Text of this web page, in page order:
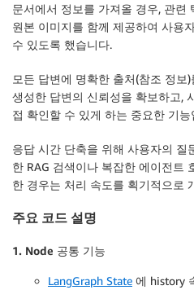
문서에서 정보를 가져올 경우, 관련
원본 이미지를 함께 제공하여 사용
수 있도록 했습니다.
모든 답변에 명확한 출처(참조 정보
생성한 답변의 신뢰성을 확보하고,
접 확인할 수 있게 하는 중요한 기능
응답 시간 단축을 위해 사용자의 질
한 RAG 검색이나 복잡한 에이전트
한 경우는 처리 속도를 획기적으로
주요 코드 설명
1. Node 공통 기능
LangGraph State 에 history